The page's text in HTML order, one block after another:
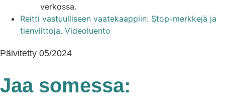
verkossa.
Reitti vastuulliseen vaatekaappiin: Stop-merkkejä ja
tienviittoja. Videoluento
Päivitetty 05/2024
Jaa somessa: